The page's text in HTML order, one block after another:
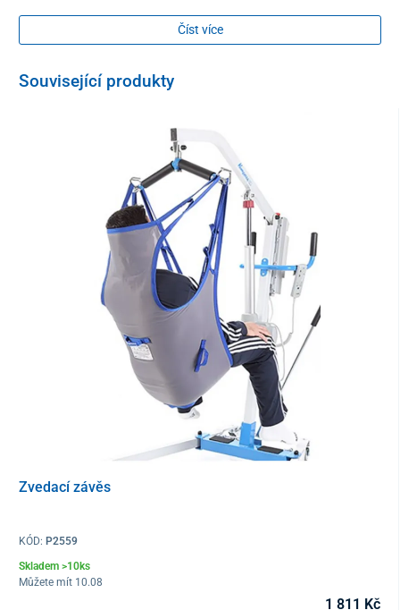
Šířkave spodní části:25 cm
14 cm
Číst více
Související produkty
Zvedací závěs
KÓD: P2559
Skladem >10ks
Můžete mít 10.08
1 811 Kč